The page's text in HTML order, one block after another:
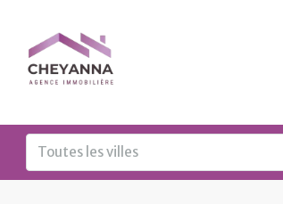
Toutes les villes